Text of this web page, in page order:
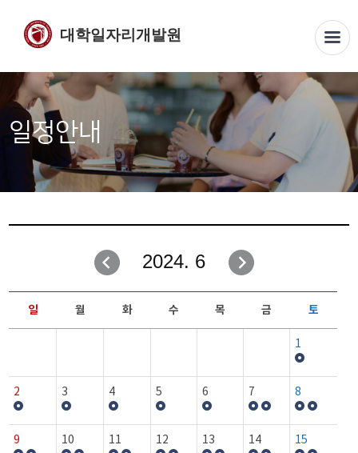
대학일자리개발원
일정안내
2024. 6
일 월 화 수 목 금 토
1
2 3 4 5 6 7 8
9 10 11 12 13 14 15